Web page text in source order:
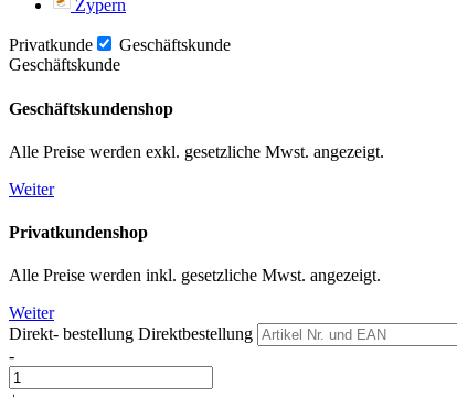
Zypern
Privatkunde
Geschäftskunde
Geschäftskunde
Geschäftskundenshop
Alle Preise werden exkl. gesetzliche Mwst. angezeigt.
Weiter
Privatkundenshop
Alle Preise werden inkl. gesetzliche Mwst. angezeigt.
Weiter
Direkt- bestellung Direktbestellung
-